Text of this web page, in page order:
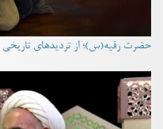
حضرت رقیه(س)؛ از تردیدهای تاریخی